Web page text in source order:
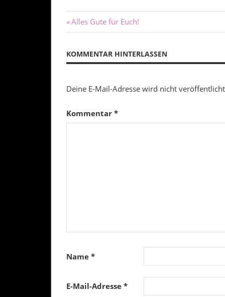
Beitragsnavigation
Vorheriger
Beitrag:
Alles Gute für Euch!
KOMMENTAR HINTERLASSEN
Deine E-Mail-Adresse wird nicht
Kommentar *
Name *
E-Mail-Adresse *